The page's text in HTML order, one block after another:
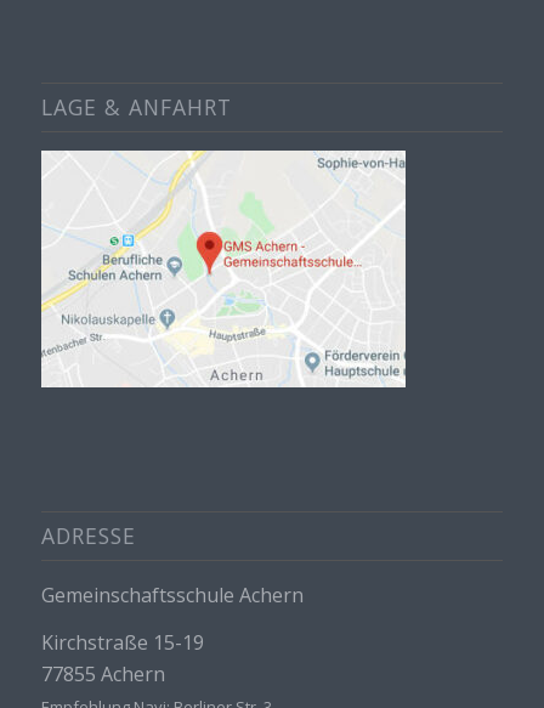
LAGE & ANFAHRT
ADRESSE
Gemeinschaftsschule Achern
Kirchstraße 15-19
77855 Achern